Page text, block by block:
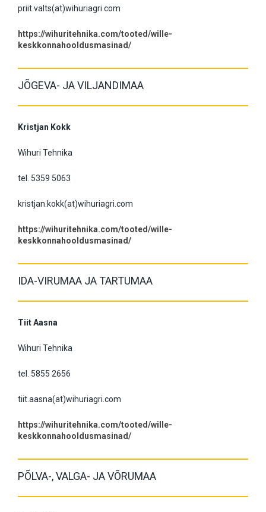
priit.valts(at)wihuriagri.com
https://wihuritehnika.com/tooted/wille-
keskkonnahooldusmasinad/
JÕGEVA- JA VILJANDIMAA
Kristjan Kokk
Wihuri Tehnika
tel. 5359 5063
kristjan.kokk(at)wihuriagri.com
https://wihuritehnika.com/tooted/wille-
keskkonnahooldusmasinad/
IDA-VIRUMAA JA TARTUMAA
Tiit Aasna
Wihuri Tehnika
tel. 5855 2656
tiit.aasna(at)wihuriagri.com
https://wihuritehnika.com/tooted/wille-
keskkonnahooldusmasinad/
PÕLVA-, VALGA- JA VÕRUMAA